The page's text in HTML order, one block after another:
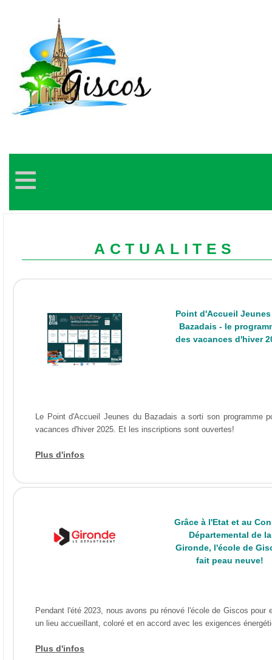
≡
ACTUALITES
Point d'Accueil
Bazadais - le
des vacances d'hiver
Le Point d'Accueil Jeunes du Bazadais a sorti son programme
vacances d'hiver 2025. Et les inscriptions sont ouvertes!
Plus d'infos
Grâce à l'Etat et au
Départemental de la
Gironde, l'école de
fait peau neuve!
Pendant l'été 2023, nous avons pu rénové l'école de Giscos pour
un lieu accueillant, coloré et en accord avec les exigences
Plus d'infos